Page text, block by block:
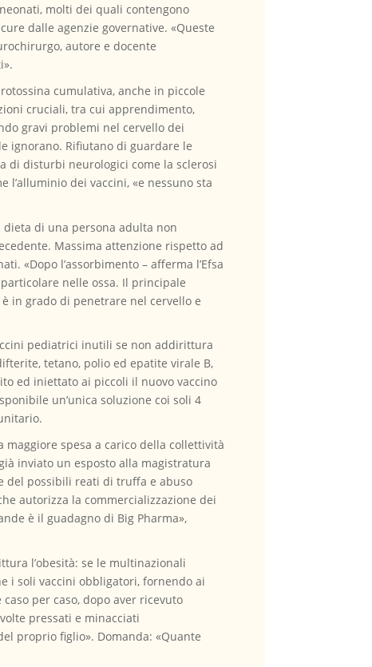
molti dei quali contengono
dalle agenzie governative. «Queste
autore e docente
cumulativa, anche in piccole
cruciali, tra cui apprendimento,
gravi problemi nel cervello dei
ignorano. Rifiutano di guardare le
di disturbi neurologici come la sclerosi
l’alluminio dei vaccini, «e nessuno sta
dieta di una persona adulta non
Massima attenzione rispetto ad
«Dopo l’assorbimento – afferma l’Efsa
nelle ossa. Il principale
in grado di penetrare nel cervello e
pediatrici inutili se non addirittura
tetano, polio ed epatite virale B,
ed iniettato ai piccoli il nuovo vaccino
un’unica soluzione coi soli 4
spesa a carico della collettività
inviato un esposto alla magistratura
del possibili reati di truffa e abuso
autorizza la commercializzazione dei
è il guadagno di Big Pharma»,
l’obesità: se le multinazionali
i soli vaccini obbligatori, fornendo ai
per caso, dopo aver ricevuto
pressati e minacciati
proprio figlio». Domanda: «Quante